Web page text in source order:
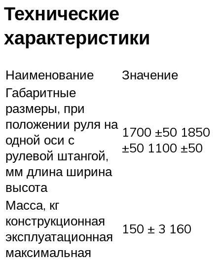
Технические
характеристики
Наименование
Значение
Габаритные
размеры, при
положении руля на
одной оси с
рулевой штангой,
мм длина ширина
высота
1700 ±50 1850
±50 1100 ±50
Масса, кг
конструкционная
эксплуатационная
максимальная
150 ± 3 160